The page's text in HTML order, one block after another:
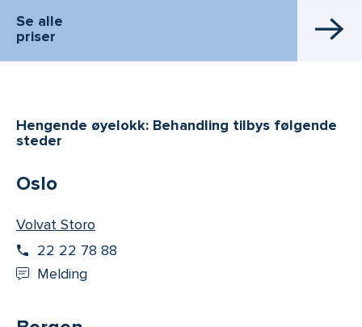
Se alle
priser
Hengende øyelokk: Behandling tilbys følgende
steder
Oslo
Volvat Storo
22 22 78 88
Melding